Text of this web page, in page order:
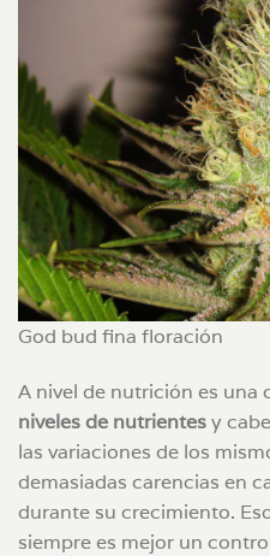
God bud fina floración
A nivel de nutrición es una
niveles de nutrientesy
las variaciones de los
demasiadas carencias en
durante su crecimiento.
siempre es mejor un